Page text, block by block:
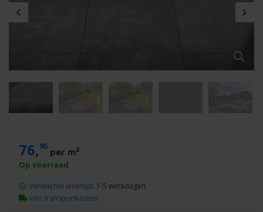
76,95 per m²
Verwachte levertijd: 1-5 werkdagen
Info transportkosten